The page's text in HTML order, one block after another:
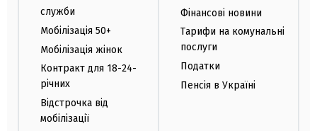
служби
Мобілізація 50+
Мобілізація жінок
Контракт для 18-24-
річних
Відстрочка від
мобілізації
Фінансові новини
Тарифи на комунальні
послуги
Податки
Пенсія в Україні